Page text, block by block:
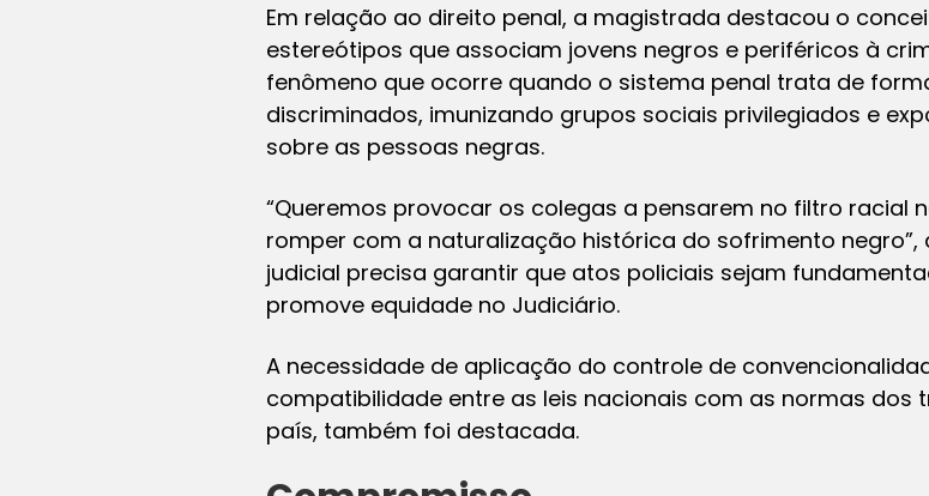
Em relação ao direito penal, a magistrada destacou o
estereótipos que associam jovens negros e periféricos à
fenômeno que ocorre quando o sistema penal trata de
discriminados, imunizando grupos sociais privilegiados e
sobre as pessoas negras.
“Queremos provocar os colegas a pensarem no filtro racial
romper com a naturalização histórica do sofrimento
judicial precisa garantir que atos policiais sejam
promove equidade no Judiciário.
A necessidade de aplicação do controle de
compatibilidade entre as leis nacionais com as normas dos
país, também foi destacada.